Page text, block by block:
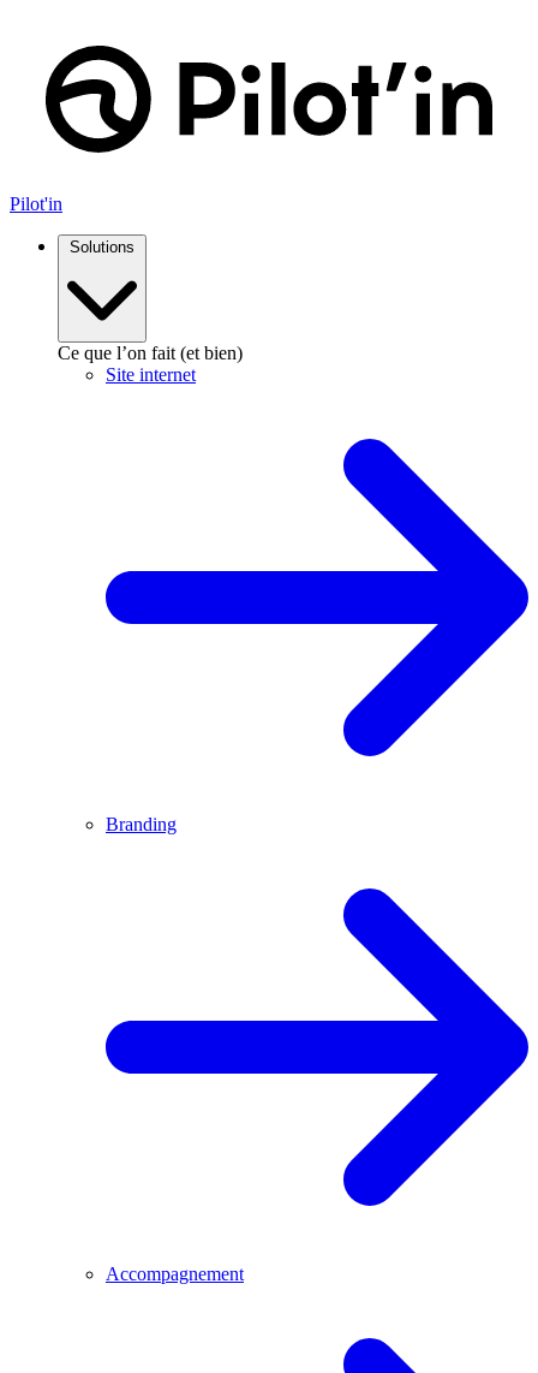
Pilot'in
Solutions
Ce que l’on fait (et bien)
Site internet
Branding
Accompagnement